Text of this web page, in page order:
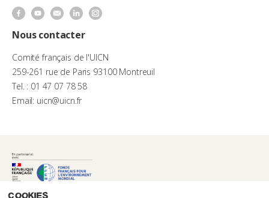
Nous contacter
Comité français de l'UICN
259-261 rue de Paris 93100 Montreuil
Tel. : 01 47 07 78 58
Email: uicn@uicn.fr